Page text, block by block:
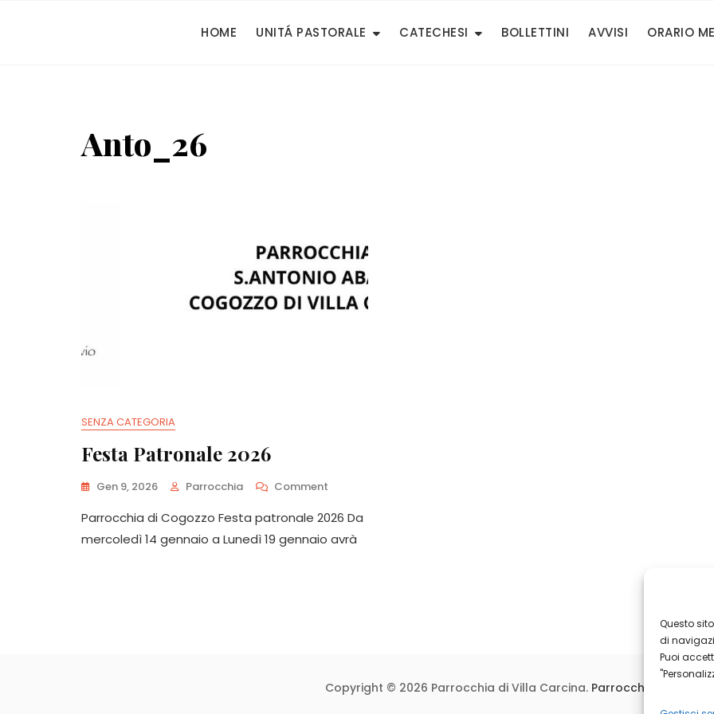
Questo
di
Puoi
HOME UNITÁ PASTORALE CATECHESI BOLLETTINI AVVISI ORARIO
Anto_26
SENZA CATEGORIA
Festa Patronale 2026
Gen 9, 2026 Parrocchia Comment
Patronale
2026
Parrocchia di Cogozzo Festa patronale 2026 Da
mercoledì 14 gennaio a Lunedì 19 gennaio avrà
Copyright © 2026 Parrocchia di Villa Carcina. Parrocchia di Villa